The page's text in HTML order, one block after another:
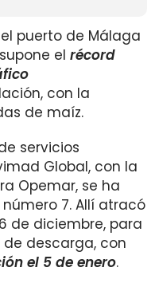
puerto de Málaga
el récord
con la
de maíz.
servicios
Global, con la
Opemar, se ha
7. Allí atracó
de diciembre, para
descarga, con
el 5 de enero.